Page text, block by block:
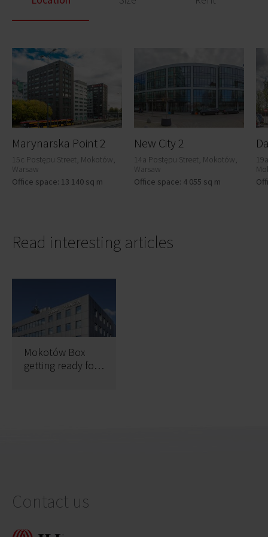
Marynarska Point 2
15c Postępu Street, Mokotów,
Warsaw
Office space: 13 140 sq m
New City 2
14a Postępu Street, Mokotów,
Warsaw
Office space: 4 055 sq m
Read interesting articles
Mokotów Box
getting ready for
Contact us